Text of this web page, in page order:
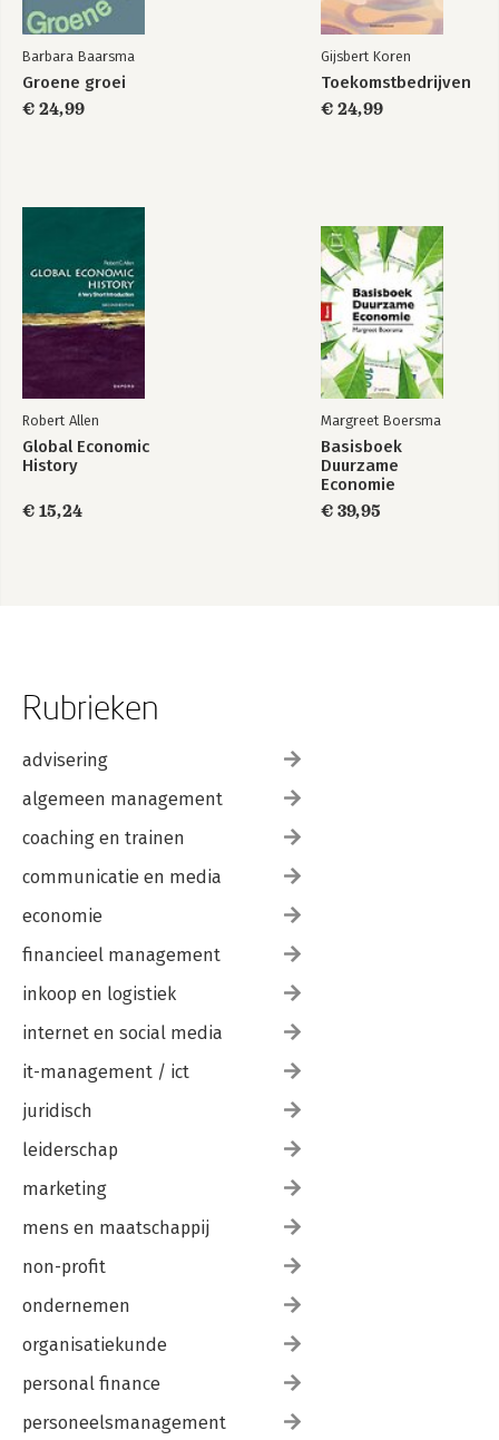
Barbara Baarsma
Groene groei
€ 24,99
Gijsbert Koren
Toekomstbedrijven
€ 24,99
Robert Allen
Global Economic
History
€ 15,24
Margreet Boersma
Basisboek
Duurzame
Economie
€ 39,95
Rubrieken
advisering
algemeen management
coaching en trainen
communicatie en media
economie
financieel management
inkoop en logistiek
internet en social media
it-management / ict
juridisch
leiderschap
marketing
mens en maatschappij
non-profit
ondernemen
organisatiekunde
personal finance
personeelsmanagement